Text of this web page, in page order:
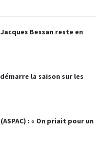
Bessan reste en
la saison sur les
: « On priait pour un